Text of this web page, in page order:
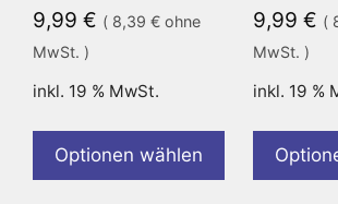
9,99 € ( 8,39 € ohne
MwSt. )
inkl. 19 % MwSt.
Optionen wählen
9,99 € (
MwSt. )
inkl. 19 %